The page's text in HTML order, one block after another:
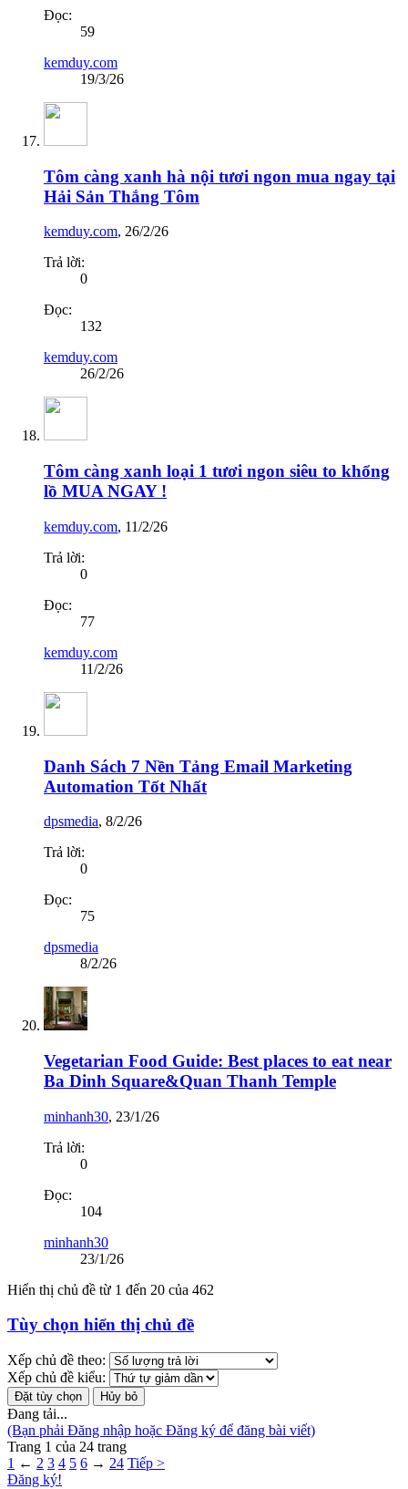
Đọc:
59
kemduy.com
19/3/26
Tôm càng xanh hà nội tươi ngon mua ngay tại
Hải Sản Thắng Tôm
kemduy.com, 26/2/26
Trả lời:
0
Đọc:
132
kemduy.com
26/2/26
Tôm càng xanh loại 1 tươi ngon siêu to khổng
lồ MUA NGAY !
kemduy.com, 11/2/26
Trả lời:
0
Đọc:
77
kemduy.com
11/2/26
Danh Sách 7 Nền Tảng Email Marketing
Automation Tốt Nhất
dpsmedia, 8/2/26
Trả lời:
0
Đọc:
75
dpsmedia
8/2/26
Vegetarian Food Guide: Best places to eat near
Ba Dinh Square&Quan Thanh Temple
minhanh30, 23/1/26
Trả lời:
0
Đọc:
104
minhanh30
23/1/26
Hiển thị chủ đề từ 1 đến 20 của 462
Tùy chọn hiển thị chủ đề
Xếp chủ đề theo:
Xếp chủ đề kiểu:
Đang tải...
(Bạn phải Đăng nhập hoặc Đăng ký để đăng bài viết)
Trang 1 của 24 trang
1 ← 2 3 4 5 6 → 24 Tiếp >
Đăng ký!